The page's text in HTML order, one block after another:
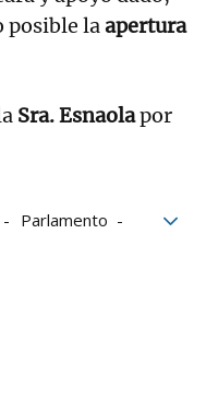
posible laapertura
Sra. Esnaolapor
Parlamento